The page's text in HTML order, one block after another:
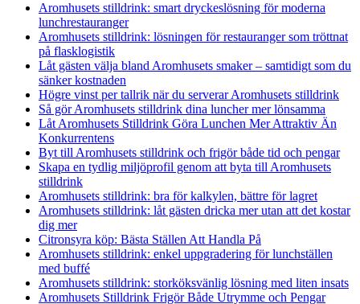
Aromhusets stilldrink: smart dryckeslösning för moderna
lunchrestauranger
Aromhusets stilldrink: lösningen för restauranger som tröttnat
på flasklogistik
Låt gästen välja bland Aromhusets smaker – samtidigt som du
sänker kostnaden
Högre vinst per tallrik när du serverar Aromhusets stilldrink
Så gör Aromhusets stilldrink dina luncher mer lönsamma
Låt Aromhusets Stilldrink Göra Lunchen Mer Attraktiv Än
Konkurrentens
Byt till Aromhusets stilldrink och frigör både tid och pengar
Skapa en tydlig miljöprofil genom att byta till Aromhusets
stilldrink
Aromhusets stilldrink: bra för kalkylen, bättre för lagret
Aromhusets stilldrink: låt gästen dricka mer utan att det kostar
dig mer
Citronsyra köp: Bästa Ställen Att Handla På
Aromhusets stilldrink: enkel uppgradering för lunchställen
med buffé
Aromhusets stilldrink: storköksvänlig lösning med liten insats
Aromhusets Stilldrink Frigör Både Utrymme och Pengar